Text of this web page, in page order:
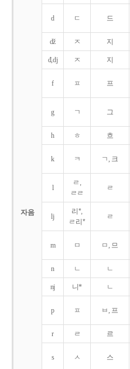
자음
d ㄷ 드
dž ㅈ 지
đ,dj ㅈ 지
f ㅍ 프
g ㄱ 그
h ㅎ 흐
k ㅋ ㄱ, 크
l
ㄹ,
ㄹㄹ
ㄹ
lj
리*,
ㄹ리*
ㄹ
m ㅁ ㅁ, 므
n ㄴ ㄴ
nj 니* ㄴ
p ㅍ ㅂ, 프
r ㄹ 르
s ㅅ 스